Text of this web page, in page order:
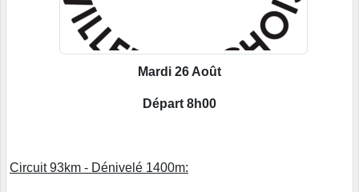
Mardi 26 Août
Départ 8h00
Circuit 93km - Dénivelé 1400m: